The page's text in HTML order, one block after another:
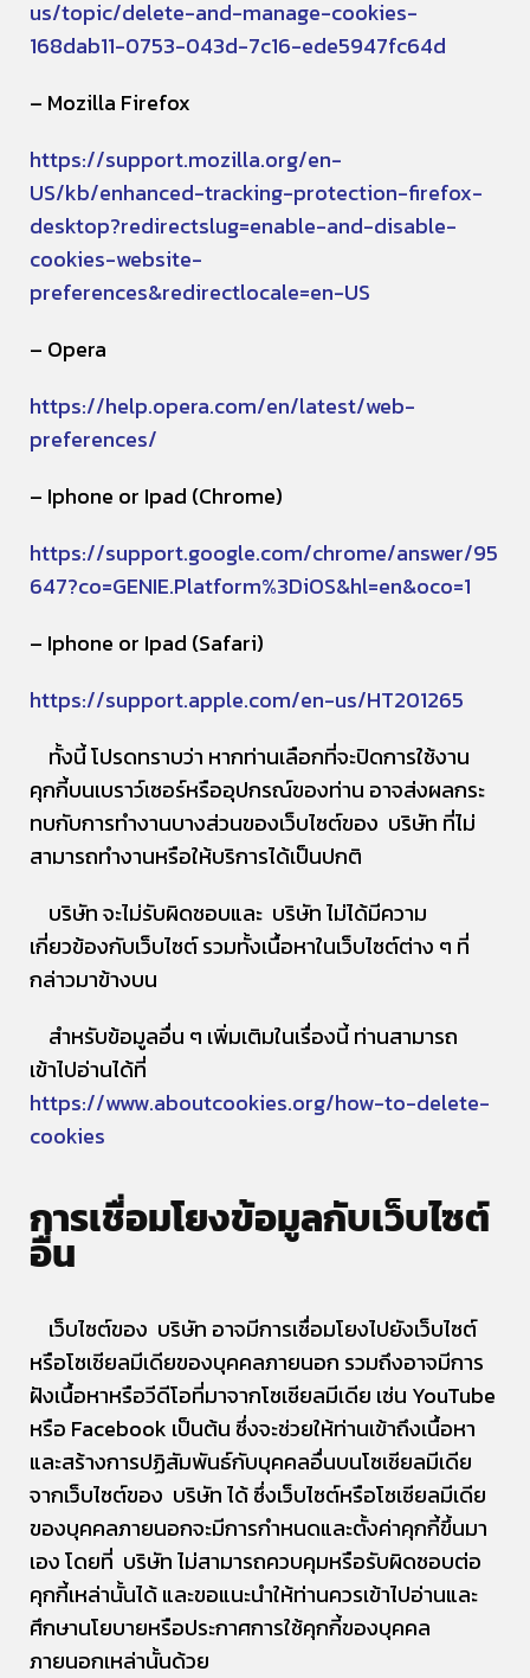
us/topic/delete-and-manage-cookies-
168dab11-0753-043d-7c16-ede5947fc64d
– Mozilla Firefox
https://support.mozilla.org/en-
US/kb/enhanced-tracking-protection-firefox-
desktop?redirectslug=enable-and-disable-
cookies-website-
preferences&redirectlocale=en-US
– Opera
https://help.opera.com/en/latest/web-
preferences/
– Iphone or Ipad (Chrome)
https://support.google.com/chrome/answer/95
647?co=GENIE.Platform%3DiOS&hl=en&oco=1
– Iphone or Ipad (Safari)
https://support.apple.com/en-us/HT201265
ทั้งนี้ โปรดทราบว่า หากท่านเลือกที่จะปิดการใช้งาน
คุกกี้บนเบราว์เซอร์หรืออุปกรณ์ของท่าน อาจส่งผลกระ
ทบกับการทำงานบางส่วนของเว็บไซต์ของ บริษัท ที่ไม่
สามารถทำงานหรือให้บริการได้เป็นปกติ
บริษัท จะไม่รับผิดชอบและ บริษัท ไม่ได้มีความ
เกี่ยวข้องกับเว็บไซต์ รวมทั้งเนื้อหาในเว็บไซต์ต่าง ๆ ที่
กล่าวมาข้างบน
สำหรับข้อมูลอื่น ๆ เพิ่มเติมในเรื่องนี้ ท่านสามารถ
เข้าไปอ่านได้ที่
https://www.aboutcookies.org/how-to-delete-
cookies
การเชื่อมโยงข้อมูลกับเว็บไซต์
อื่น
เว็บไซต์ของ บริษัท อาจมีการเชื่อมโยงไปยังเว็บไซต์
หรือโซเชียลมีเดียของบุคคลภายนอก รวมถึงอาจมีการ
ฝังเนื้อหาหรือวีดีโอที่มาจากโซเชียลมีเดีย เช่น YouTube
หรือ Facebook เป็นต้น ซึ่งจะช่วยให้ท่านเข้าถึงเนื้อหา
และสร้างการปฏิสัมพันธ์กับบุคคลอื่นบนโซเชียลมีเดีย
จากเว็บไซต์ของ บริษัท ได้ ซึ่งเว็บไซต์หรือโซเชียลมีเดีย
ของบุคคลภายนอกจะมีการกำหนดและตั้งค่าคุกกี้ขึ้นมา
เอง โดยที่ บริษัท ไม่สามารถควบคุมหรือรับผิดชอบต่อ
คุกกี้เหล่านั้นได้ และขอแนะนำให้ท่านควรเข้าไปอ่านและ
ศึกษานโยบายหรือประกาศการใช้คุกกี้ของบุคคล
ภายนอกเหล่านั้นด้วย